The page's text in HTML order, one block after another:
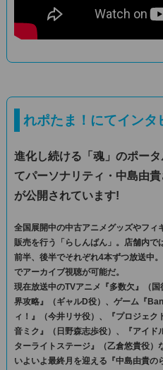
れポたま！にてインタ
進化し続ける「魂」のポー
てパーソナリティ・中島由
が公開されています!
全国展開中の中古アニメグッズやフ
販売を行う「らしんばん」。店舗内で
前半、後半でそれぞれ4本ずつ放送中
でアーカイブ視聴が可能だ。
現在放送中のTVアニメ『多数欠』（
界攻略』（ギャルD役）、ゲーム『
ィ！』（今井リサ役）、『プロジェ
音ミク』（日野森志歩役）、『アイ
ターライトステージ』（乙倉悠貴役）
いよいよ最終月を迎える『中島由貴